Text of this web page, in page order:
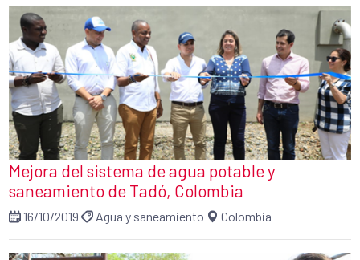
Mejora del sistema de agua potable y
saneamiento de Tadó, Colombia
16/10/2019 Agua y saneamiento Colombia